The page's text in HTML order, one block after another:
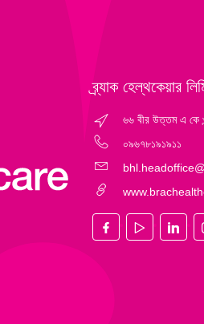
ব্র্যাক হেল্‌থকেয়ার
৬৬ বীর উত্তম এ কে
০৯৬৭৮১৯১৯১১